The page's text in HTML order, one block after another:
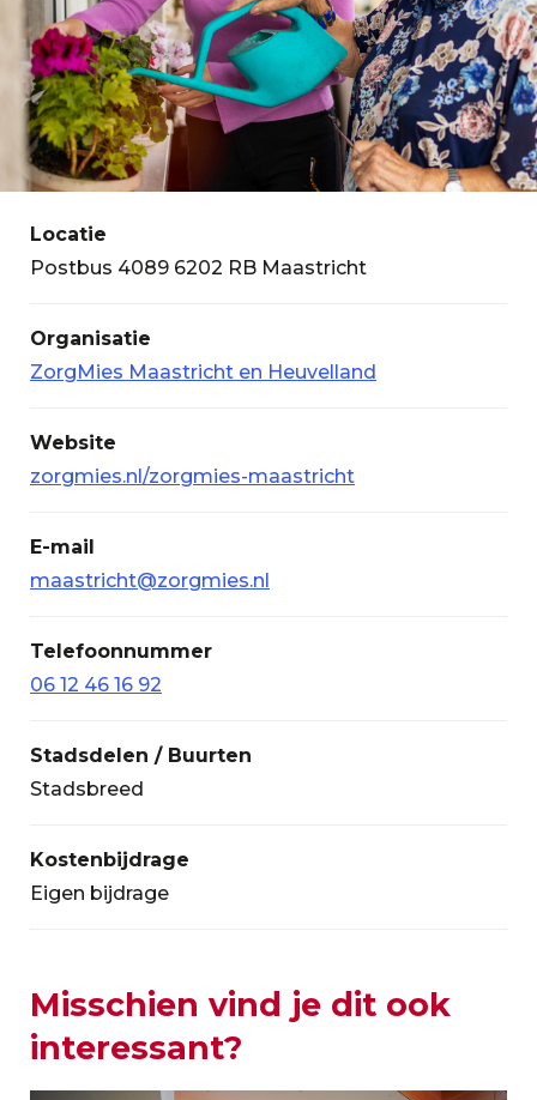
Locatie
Postbus 4089 6202 RB Maastricht
Organisatie
ZorgMies Maastricht en Heuvelland
Website
zorgmies.nl/zorgmies-maastricht
E-mail
maastricht@zorgmies.nl
Telefoonnummer
06 12 46 16 92
Stadsdelen / Buurten
Stadsbreed
Kostenbijdrage
Eigen bijdrage
Misschien vind je dit ook
interessant?